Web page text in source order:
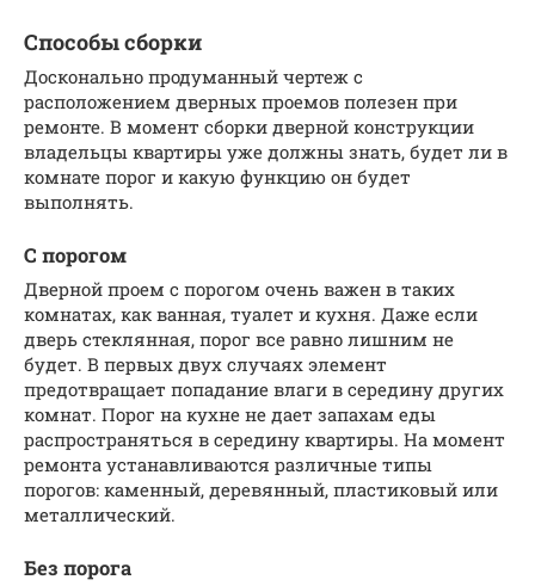
Способы сборки
Досконально продуманный чертеж с
расположением дверных проемов полезен при
ремонте. В момент сборки дверной конструкции
владельцы квартиры уже должны знать, будет ли в
комнате порог и какую функцию он будет
выполнять.
С порогом
Дверной проем с порогом очень важен в таких
комнатах, как ванная, туалет и кухня. Даже если
дверь стеклянная, порог все равно лишним не
будет. В первых двух случаях элемент
предотвращает попадание влаги в середину других
комнат. Порог на кухне не дает запахам еды
распространяться в середину квартиры. На момент
ремонта устанавливаются различные типы
порогов: каменный, деревянный, пластиковый или
металлический.
Без порога